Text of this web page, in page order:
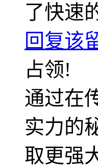
了快速
回复该
占领!
通过在
实力的
取更强